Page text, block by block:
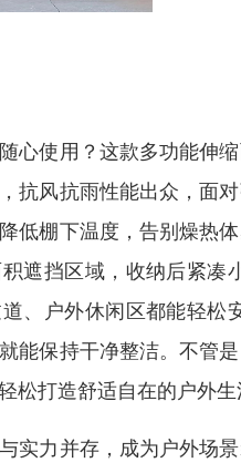
心使用？这款多功能伸
抗风抗雨性能出众，面
低棚下温度，告别燥热
遮挡区域，收纳后紧
、户外休闲区都能轻
能保持干净整洁。不管
松打造舒适自在的户外生
实力并存，成为户外场